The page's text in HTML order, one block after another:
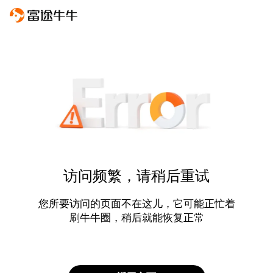
访问频繁，请稍后重试
您所要访问的页面不在这儿，它可能正忙着
刷牛牛圈，稍后就能恢复正常